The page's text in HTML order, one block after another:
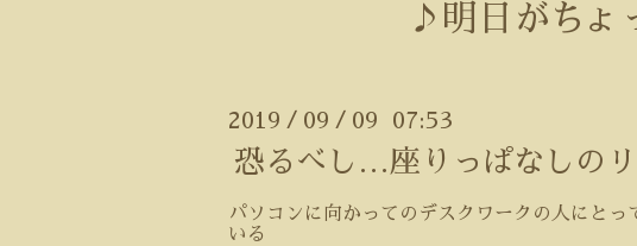
♪明日がちょ
2019 / 09 / 09 07:53
恐るべし…座りっぱなしのリ
パソコンに向かってのデスクワークの人にとっ
いる